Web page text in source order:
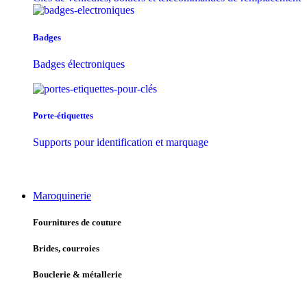
Badges
Badges électroniques
Porte-étiquettes
Supports pour identification et marquage
Maroquinerie
Fournitures de couture
Brides, courroies
Bouclerie & métallerie